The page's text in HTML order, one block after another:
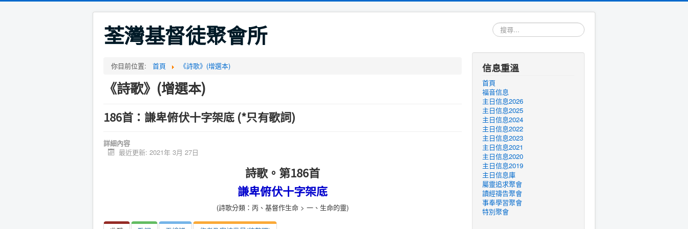
荃灣基督徒聚會所
搜
尋...
你目前位置: 首頁 《詩歌》(增選本)
《詩歌》(增選本)
186首：謙卑俯伏十字架底 (*只有歌詞)
詳細內容
最近更新: 2021年 3月 27日
詩歌。第186首
謙卑俯伏十字架底
(詩歌分類：丙、基督作生命 > 一、生命的靈)
信息重溫
首頁
福音信息
主日信息2026
主日信息2025
主日信息2024
主日信息2022
主日信息2023
主日信息2021
主日信息2020
主日信息2019
主日信息庫
屬靈追求聚會
讀經禱告聚會
事奉學習聚會
特別聚會